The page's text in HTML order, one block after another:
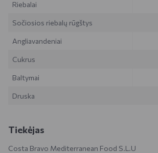
Riebalai
Sočiosios riebalų rūgštys
Angliavandeniai
Cukrus
Baltymai
Druska
Tiekėjas
Costa Bravo Mediterranean Food S.L.U